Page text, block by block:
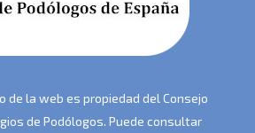
de la web es propiedad del Consejo
de Podólogos. Puede consultar